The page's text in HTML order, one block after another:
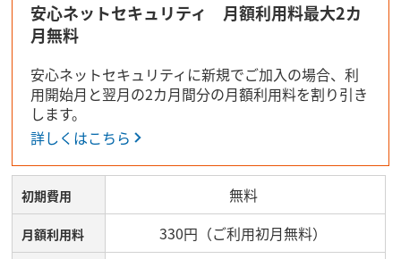
安心ネットセキュリティ 月額利用料最大2カ
月無料
安心ネットセキュリティに新規でご加入の場合、利
用開始月と翌月の2カ月間分の月額利用料を割り引き
します。
詳しくはこちら
初期費用
月額利用料
無料
330円（ご利用初月無料）